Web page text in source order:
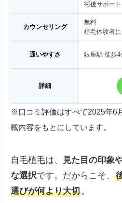
術後サポート
カウンセリング
無料
植毛体験者
通いやすさ 銀座駅 徒歩4
詳細
※口コミ評価はすべて2025年6
載内容をもとにしています。
自毛植毛は、
見た目の印象
な選択です。だからこそ、
選びが何より大切。